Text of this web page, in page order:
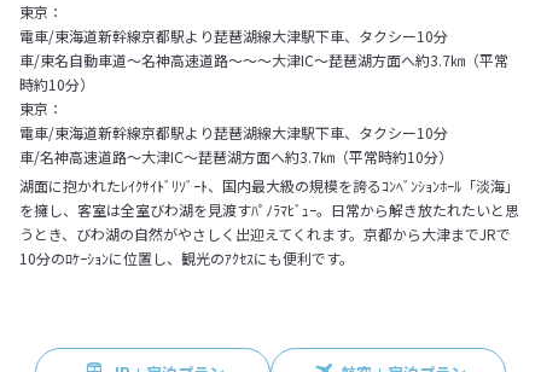
東京：
電車/東海道新幹線京都駅より琵琶湖線大津駅下車、タクシー10分
車/東名自動車道～名神高速道路～～～大津IC～琵琶湖方面へ約3.7㎞（平常
時約10分）
東京：
電車/東海道新幹線京都駅より琵琶湖線大津駅下車、タクシー10分
車/名神高速道路～大津IC～琵琶湖方面へ約3.7㎞（平常時約10分）
湖面に抱かれたﾚｲｸｻｲﾄﾞﾘｿﾞｰﾄ、国内最大級の規模を誇るｺﾝﾍﾞﾝｼｮﾝﾎｰﾙ「淡海」
を擁し、客室は全室びわ湖を見渡すﾊﾟﾉﾗﾏﾋﾞｭｰ。日常から解き放たれたいと思
うとき、びわ湖の自然がやさしく出迎えてくれます。京都から大津までJRで
10分のﾛｹｰｼｮﾝに位置し、観光のｱｸｾｽにも便利です。